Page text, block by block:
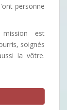
personne
est
soignés
la vôtre.